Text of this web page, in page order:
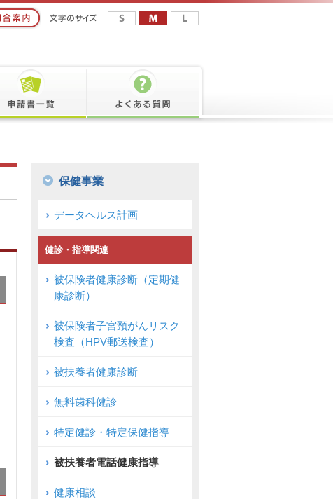
保健事業
データヘルス計画
健診・指導関連
被保険者健康診断（定期健
康診断）
被保険者子宮頸がんリスク
検査（HPV郵送検査）
被扶養者健康診断
無料歯科健診
特定健診・特定保健指導
被扶養者電話健康指導
健康相談